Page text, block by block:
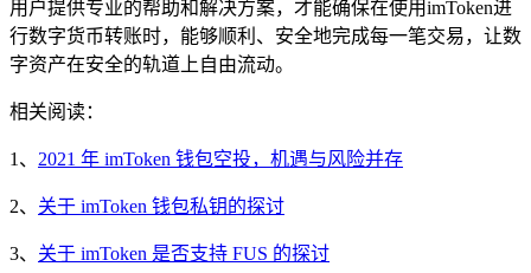
用户提供专业的帮助和解决方案，才能确保在使用imToken进
行数字货币转账时，能够顺利、安全地完成每一笔交易，让数
字资产在安全的轨道上自由流动。
相关阅读：
1、 2021 年 imToken 钱包空投，机遇与风险并存
2、 关于 imToken 钱包私钥的探讨
3、 关于 imToken 是否支持 FUS 的探讨